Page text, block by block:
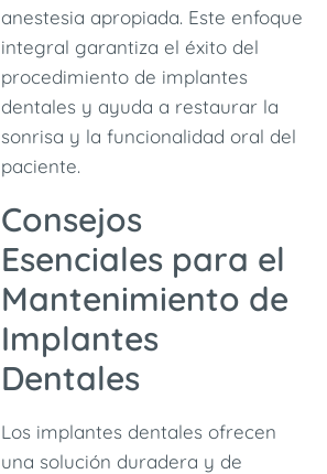
anestesia apropiada. Este enfoque
integral garantiza el éxito del
procedimiento de implantes
dentales y ayuda a restaurar la
sonrisa y la funcionalidad oral del
paciente.
Consejos
Esenciales para el
Mantenimiento de
Implantes
Dentales
Los implantes dentales ofrecen
una solución duradera y de